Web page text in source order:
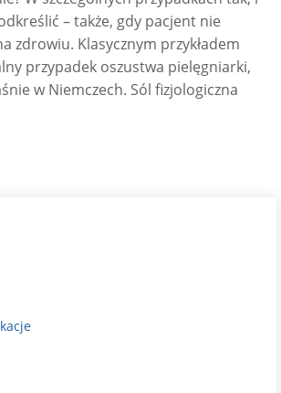
– także, gdy pacjent nie
zdrowiu. Klasycznym przykładem
przypadek oszustwa pielęgniarki,
w Niemczech. Sól fizjologiczna